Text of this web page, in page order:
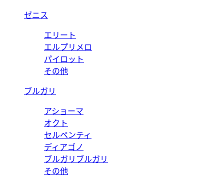
ゼニス
エリート
エルプリメロ
パイロット
その他
ブルガリ
アショーマ
オクト
セルペンティ
ディアゴノ
ブルガリブルガリ
その他